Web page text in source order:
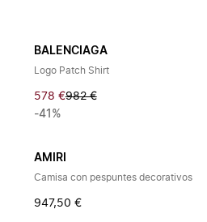
BALENCIAGA
Logo Patch Shirt
578 €982 €
-41%
AMIRI
Camisa con pespuntes decorativos
947,50 €